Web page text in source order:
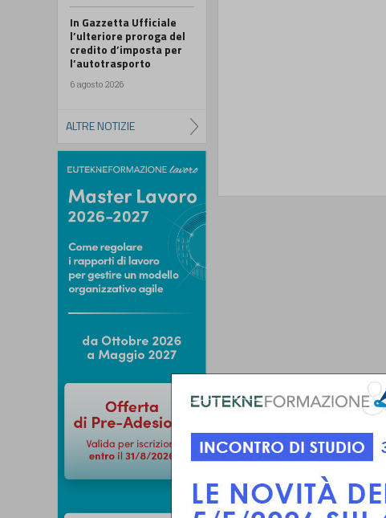
In Gazzetta Ufficiale
l’ulteriore proroga del
credito d’imposta per
l’autotrasporto
6 agosto 2026
ALTRE NOTIZIE